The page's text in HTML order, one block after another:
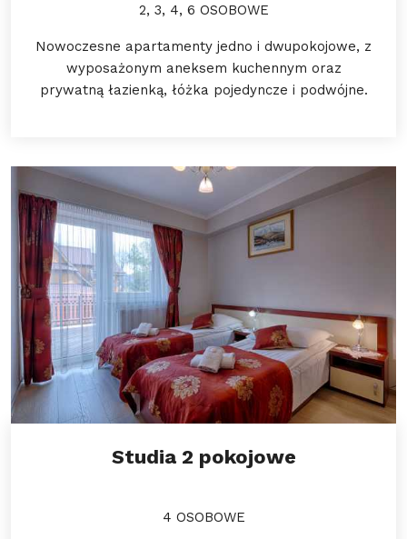
2, 3, 4, 6 OSOBOWE
Nowoczesne apartamenty jedno i dwupokojowe, z
wyposażonym aneksem kuchennym oraz
prywatną łazienką, łóżka pojedyncze i podwójne.
Studia 2 pokojowe
4 OSOBOWE